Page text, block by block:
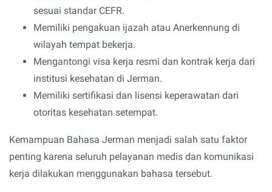
sesuai standar CEFR.
Memiliki pengakuan ijazah atau Anerkennung di
wilayah tempat bekerja.
Mengantongi visa kerja resmi dan kontrak kerja dari
institusi kesehatan di Jerman.
Memiliki sertifikasi dan lisensi keperawatan dari
otoritas kesehatan setempat.
Kemampuan Bahasa Jerman menjadi salah satu faktor
penting karena seluruh pelayanan medis dan komunikasi
kerja dilakukan menggunakan bahasa tersebut.